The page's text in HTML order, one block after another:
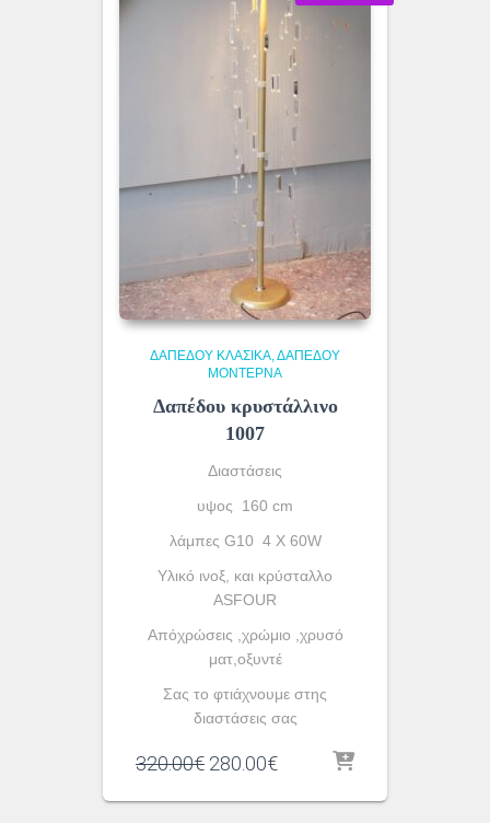
ΔΑΠΈΔΟΥ ΚΛΑΣΙΚΆ ΔΑΠΈΔΟΥ
ΜΟΝΤΈΡΝΑ
Δαπέδου κρυστάλλινο
1007
Διαστάσεις
υψος 160 cm
λάμπες G10 4 X 60W
Yλικό ινοξ, και κρύσταλλο
ASFOUR
Απόχρώσεις ,χρώμιο ,χρυσό
ματ,οξυντέ
Σας το φτιάχνουμε στης
διαστάσεις σας
320.00€ Original
was:
280.00€Η
τιμή